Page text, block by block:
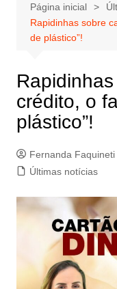
Página inicial
Rapidinhas sobre
de plástico”!
crédito, o
plástico”!
Fernanda Faquineti
Últimas notícias